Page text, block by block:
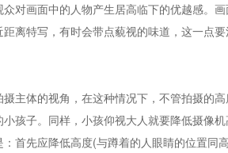
画面中的人物产生居高临下的优越感。画
特写，有时会带点藐视的味道，这一点
体的视角，在这种情况下，不管拍摄的
孩子。同样，小孩仰视大人就要降低摄像机
先应降低高度(与蹲着的人眼睛的位置同